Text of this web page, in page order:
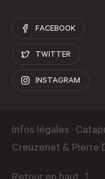
FACEBOOK
TWITTER
INSTAGRAM
Infos légales ·
Creuzenet & Pierre